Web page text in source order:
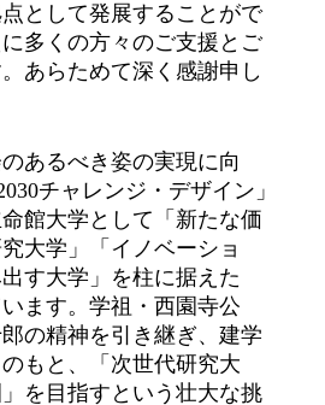
として発展することがで
多くの方々のご支援とご
あらためて深く感謝申し
あるべき姿の実現に向
チャレンジ・デザイン」
館大学として「新たな価
大学」「イノベーショ
す大学」を柱に据えた
ます。学祖・西園寺公
の精神を引き継ぎ、建学
もと、「次世代研究大
を目指すという壮大な挑